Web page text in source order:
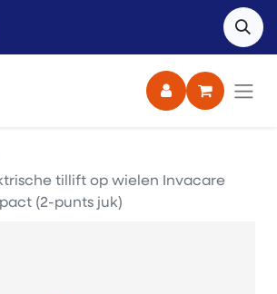
tillift op wielen Invacare
(2-punts juk)